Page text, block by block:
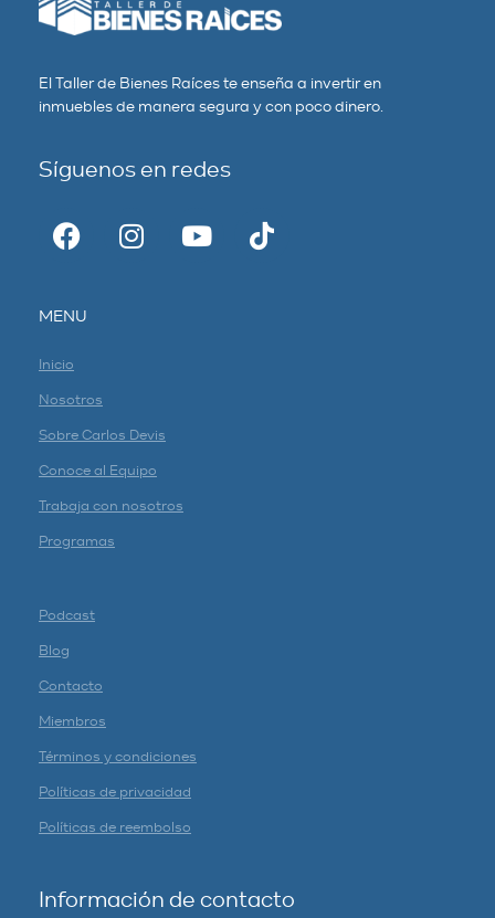
El Taller de Bienes Raíces te enseña a invertir en
inmuebles de manera segura y con poco dinero.
Síguenos en redes
MENU
Inicio
Nosotros
Sobre Carlos Devis
Conoce al Equipo
Trabaja con nosotros
Programas
Podcast
Blog
Contacto
Miembros
Términos y condiciones
Políticas de privacidad
Políticas de reembolso
Información de contacto